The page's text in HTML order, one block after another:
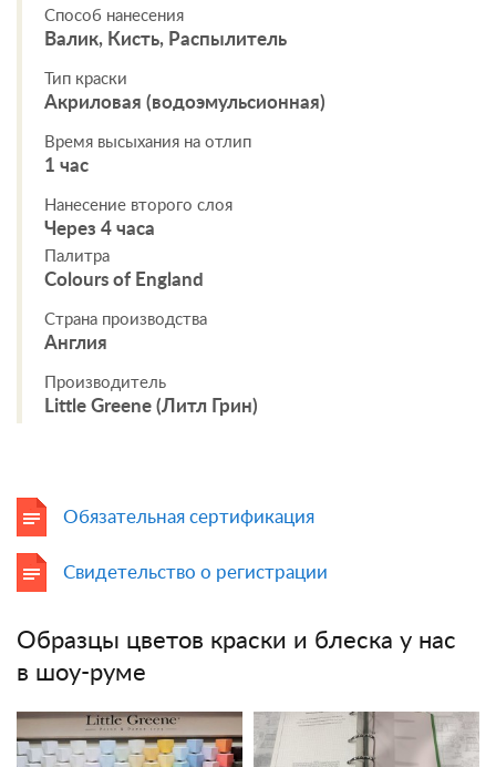
Способ нанесения
Валик, Кисть, Распылитель
Тип краски
Акриловая (водоэмульсионная)
Время высыхания на отлип
1 час
Нанесение второго слоя
Через 4 часа
Палитра
Colours of England
Страна производства
Англия
Производитель
Little Greene (Литл Грин)
Обязательная сертификация
Свидетельство о регистрации
Образцы цветов краски и блеска у нас
в шоу-руме